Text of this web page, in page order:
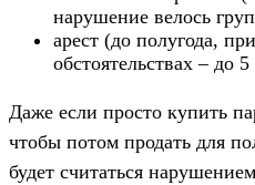
нарушение велось
арест (до полугода,
обстоятельствах – до 5
Даже если просто купить
чтобы потом продать для
будет считаться